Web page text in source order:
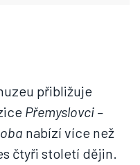
přibližuje
Přemyslovci –
nabízí více než
čtyři století dějin.